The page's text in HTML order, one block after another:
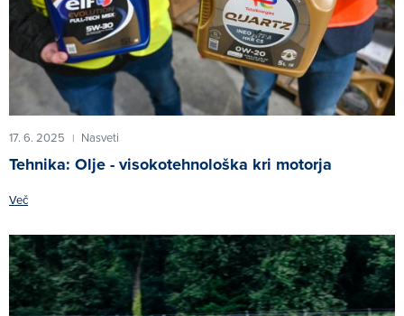
17. 6. 2025 | Nasveti
Tehnika: Olje - visokotehnološka kri motorja
Več